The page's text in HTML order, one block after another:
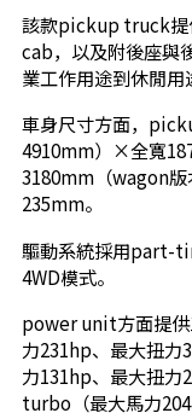
該款pickup truck提
cab，以及附後座與
業工作用途到休閒用
車身尺寸方面，
4910mm）×全寬
3180mm（wagon
235mm。
驅動系統採用part-
4WD模式。
power unit方面提供
力231hp、最大扭
力131hp、最大扭
turbo（最大馬力